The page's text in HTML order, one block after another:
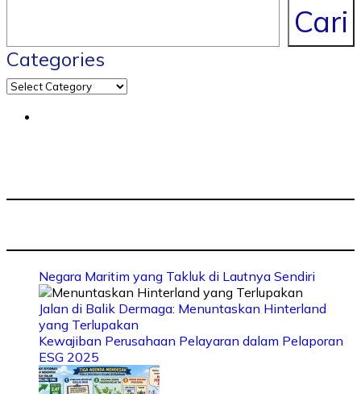
Cari
Categories
Negara Maritim yang Takluk di Lautnya Sendiri
Jalan di Balik Dermaga: Menuntaskan Hinterland
yang Terlupakan
Kewajiban Perusahaan Pelayaran dalam Pelaporan
ESG 2025